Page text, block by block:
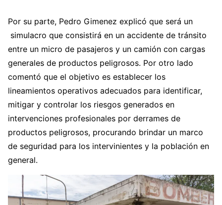
Por su parte, Pedro Gimenez explicó que será un
simulacro que consistirá en un accidente de tránsito
entre un micro de pasajeros y un camión con cargas
generales de productos peligrosos. Por otro lado
comentó que el objetivo es establecer los
lineamientos operativos adecuados para identificar,
mitigar y controlar los riesgos generados en
intervenciones profesionales por derrames de
productos peligrosos, procurando brindar un marco
de seguridad para los intervinientes y la población en
general.